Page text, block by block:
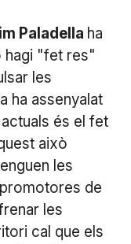
Paladella ha
hagi "fet res"
les
ha assenyalat
és el fet
això
les
de
les
cal que els